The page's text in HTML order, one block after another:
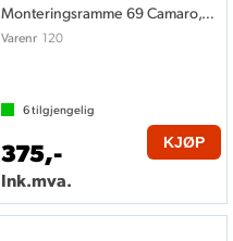
Monteringsramme 69 Camaro,70-72 Chevelle
Varenr 120
6tilgjengelig
375,-
Ink.mva.
KJØP